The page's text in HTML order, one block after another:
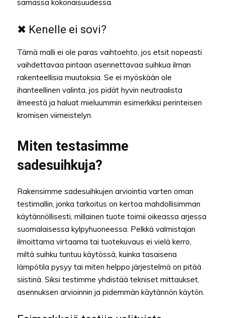
samassa kokonaisuudessa.
✖ Kenelle ei sovi?
Tämä malli ei ole paras vaihtoehto, jos etsit nopeasti
vaihdettavaa pintaan asennettavaa suihkua ilman
rakenteellisia muutoksia. Se ei myöskään ole
ihanteellinen valinta, jos pidät hyvin neutraalista
ilmeestä ja haluat mieluummin esimerkiksi perinteisen
kromisen viimeistelyn.
Miten testasimme
sadesuihkuja?
Rakensimme sadesuihkujen arviointia varten oman
testimallin, jonka tarkoitus on kertoa mahdollisimman
käytännöllisesti, millainen tuote toimii oikeassa arjessa
suomalaisessa kylpyhuoneessa. Pelkkä valmistajan
ilmoittama virtaama tai tuotekuvaus ei vielä kerro,
miltä suihku tuntuu käytössä, kuinka tasaisena
lämpötila pysyy tai miten helppo järjestelmä on pitää
siistinä. Siksi testimme yhdistää tekniset mittaukset,
asennuksen arvioinnin ja pidemmän käytännön käytön.